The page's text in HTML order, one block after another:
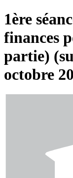
1ère
finances
partie)
octobre